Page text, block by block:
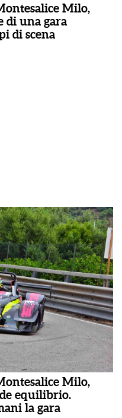
Milo,
di una gara
di scena
Milo,
equilibrio.
la gara